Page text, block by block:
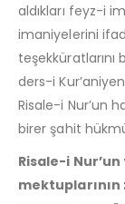
aldıkları feyz-i
imaniyelerini
ders-i
Risale-i Nur’un
birer şahit
Risale-i